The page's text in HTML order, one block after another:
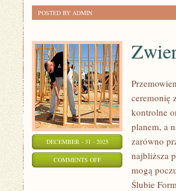
POSTED BY ADMIN
DECEMBER - 31 - 2025
COMMENTS OFFON
ZWIERZAKI
ceremonię
kontrolne
planem, a
zarówno
najbliższa
mogą
Ślubie